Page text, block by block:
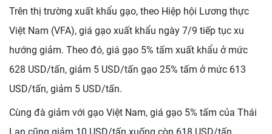
Trên thị trường xuất khẩu gạo, theo Hiệp hội Lương thực
Việt Nam (VFA), giá gạo xuất khẩu ngày 7/9 tiếp tục xu
hướng giảm. Theo đó, giá gạo 5% tấm xuất khẩu ở mức
628 USD/tấn, giảm 5 USD/tấn gạo 25% tấm ở mức 613
USD/tấn, giảm 5 USD/tấn.
Cùng đà giảm với gạo Việt Nam, giá gạo 5% tấm của Thái